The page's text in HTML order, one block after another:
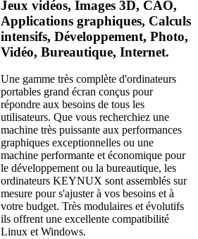
Jeux vidéos, Images 3D, CAO,
Applications graphiques, Calculs
intensifs, Développement, Photo,
Vidéo, Bureautique, Internet.
Une gamme très complète d'ordinateurs
portables grand écran conçus pour
répondre aux besoins de tous les
utilisateurs. Que vous recherchiez une
machine très puissante aux performances
graphiques exceptionnelles ou une
machine performante et économique pour
le développement ou la bureautique, les
ordinateurs KEYNUX sont assemblés sur
mesure pour s'ajuster à vos besoins et à
votre budget. Très modulaires et évolutifs
ils offrent une excellente compatibilité
Linux et Windows.